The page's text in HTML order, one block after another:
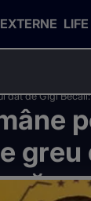
EXTERNE LIFE
de Gigi
pe